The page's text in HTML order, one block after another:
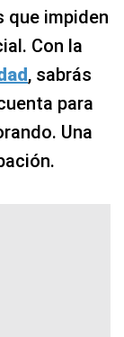
que impiden
Con la
, sabrás
para
Una